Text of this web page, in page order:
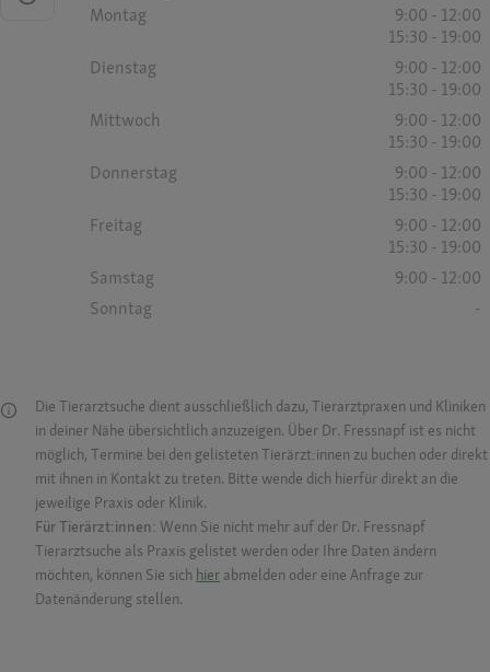
Montag
9:00 - 12:00
15:30 - 19:00
Dienstag
9:00 - 12:00
15:30 - 19:00
Mittwoch
9:00 - 12:00
15:30 - 19:00
Donnerstag
9:00 - 12:00
15:30 - 19:00
Freitag
9:00 - 12:00
15:30 - 19:00
Samstag
9:00 - 12:00
Sonntag
-
Die Tierarztsuche dient ausschließlich dazu, Tierarztpraxen und Kliniken
in deiner Nähe übersichtlich anzuzeigen. Über Dr. Fressnapf ist es nicht
möglich, Termine bei den gelisteten Tierärzt:innen zu buchen oder direkt
mit ihnen in Kontakt zu treten. Bitte wende dich hierfür direkt an die
jeweilige Praxis oder Klinik.
Für Tierärzt:innen: Wenn Sie nicht mehr auf der Dr. Fressnapf
Tierarztsuche als Praxis gelistet werden oder Ihre Daten ändern
möchten, können Sie sich hier abmelden oder eine Anfrage zur
Datenänderung stellen.